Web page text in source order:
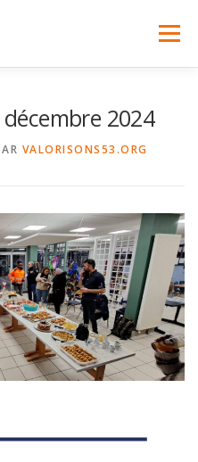
Menu
2024
VALORISONS53.ORG